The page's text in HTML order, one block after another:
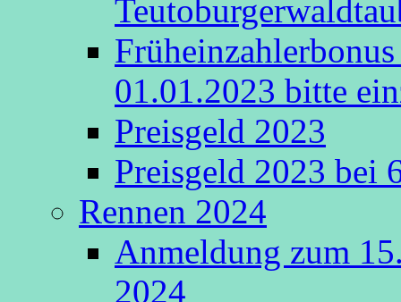
01.01.2023 bitte
Preisgeld 2023
Preisgeld 2023 bei
Rennen 2024
Anmeldung zum
2024